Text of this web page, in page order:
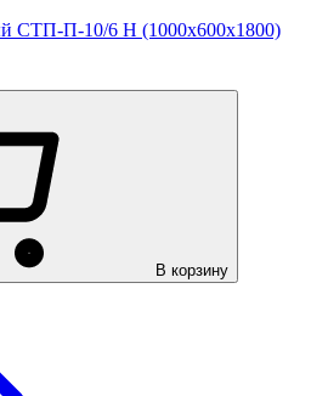
СТП-П-10/6 Н (1000х600х1800)
В корзину